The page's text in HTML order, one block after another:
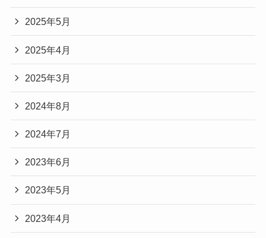
2025年5月
2025年4月
2025年3月
2024年8月
2024年7月
2023年6月
2023年5月
2023年4月